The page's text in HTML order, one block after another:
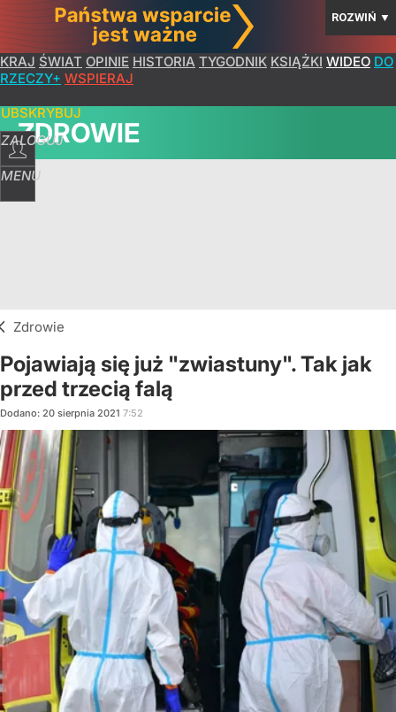
ROZWIŃ ▼
KRAJ ŚWIAT OPINIE HISTORIA TYGODNIK KSIĄŻKI WIDEO DO
RZECZY+ WSPIERAJ
ZALOGUJ
MENU
ZDROWIE
Zdrowie
Pojawiają się już "zwiastuny". Tak jak
przed trzecią falą
Dodano: 20 sierpnia 2021 7:52